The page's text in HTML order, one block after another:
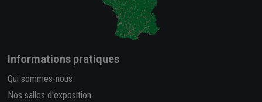
Informations pratiques
Qui sommes-nous
Nos salles d'exposition